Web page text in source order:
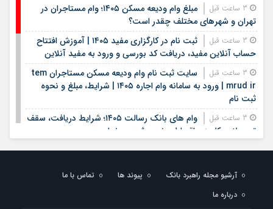
مبلغ وام ودیعه مسکن ۱۴۰۵؛ وام مستاجران در
تهران و شهرهای مختلف چقدر است؟
ثبت نام در کارگزاری مفید ۱۴۰۵ | آموزش افتتاح
حساب آنلاین مفید، دریافت کد بورسی و ورود به مفید آنلاین
سایت ثبت نام وام ودیعه مسکن مستاجران tem
mrud ir | ورود به سامانه وام اجاره ۱۴۰۵ | شرایط، مبلغ و نحوه
ثبت نام
وام های بانک رسالت ۱۴۰۵؛ شرایط دریافت، سقف
تسهیلات، کارمزد، اقساط و نحوه ثبت درخواست
3 ساعت قبل
بیمه دی ۱۴۰۵؛ از بیمه‌نامه‌های شخص ثالث و بدنه
تأکید رئیس هیئت‌مدیره بانک سپه بر تعمیق
همکاری با صندوق بیمه حوادث طبیعی ساختمان
آرشیو مجله راهبرد بانک پیوند ها
تماس با ما
درباره ما